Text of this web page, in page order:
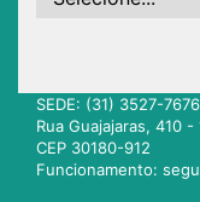
SEDE: (31) 3527-7676
Rua Guajajaras, 410
CEP 30180-912
Funcionamento: